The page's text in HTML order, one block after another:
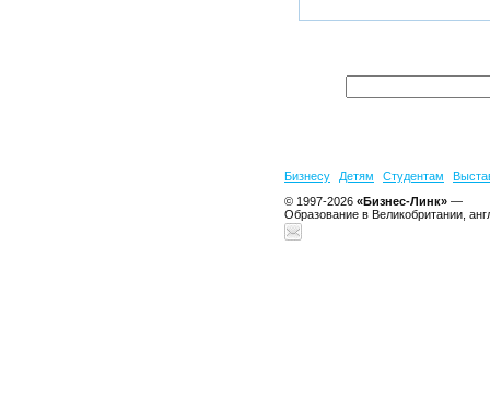
Бизнесу Детям Студентам
© 1997-2026 «Бизнес-Линк» —
Образование в Великобритании,